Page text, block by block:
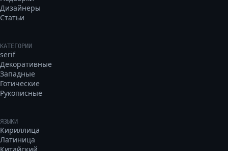
Дизайнеры
Статьи
КАТЕГОРИИ
serif
Декоративные
Западные
Готические
Рукописные
ЯЗЫКИ
Кириллица
Латиница